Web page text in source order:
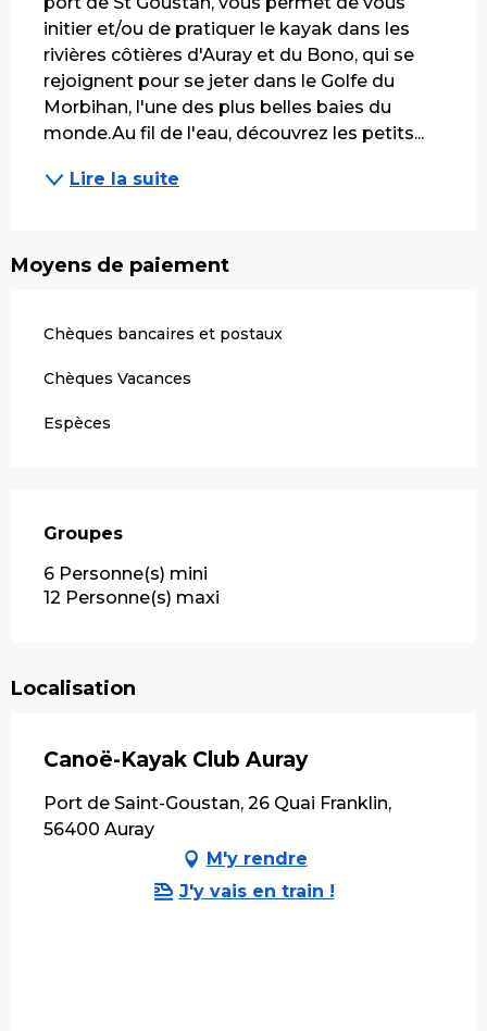
initier et/ou de pratiquer le kayak dans les
rivières côtières d'Auray et du Bono, qui se
rejoignent pour se jeter dans le Golfe du
Morbihan, l'une des plus belles baies du
monde.Au fil de l'eau, découvrez les petits...
Lire la suite
Moyens de paiement
Chèques bancaires et postaux
Chèques Vacances
Espèces
Groupes
Groupes
6 Personne(s) mini
12 Personne(s) maxi
Localisation
Canoë-Kayak Club Auray
Port de Saint-Goustan, 26 Quai Franklin,
56400 Auray
M'y rendre
J'y vais en train !